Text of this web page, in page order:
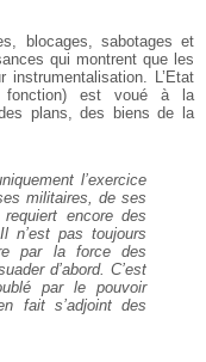
blocages, sabotages et
qui montrent que les
L’Etat
est voué à la
plans, des biens de la
l’exercice
militaires, de ses
encore des
n’est pas toujours
par la force des
d’abord. C’est
par le pouvoir
fait s’adjoint des